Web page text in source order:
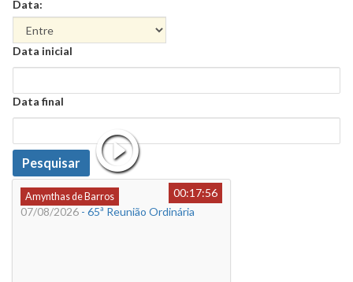
Data:
Data
Data inicial
Data
Data final
Data
Pesquisar
Amynthas de Barros
00:17:56
07/08/2026 - 65ª Reunião Ordinária